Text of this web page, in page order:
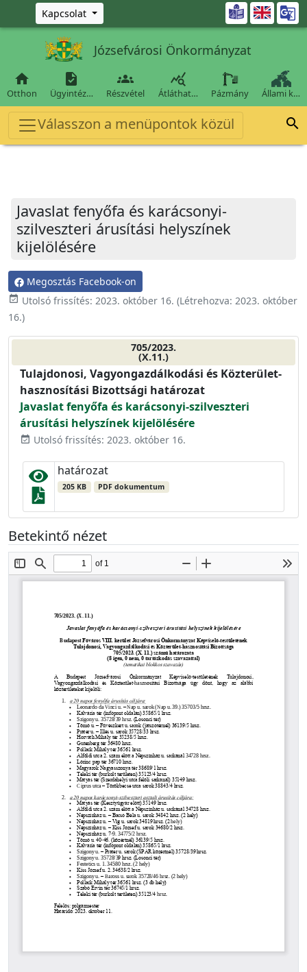
Ugrás a fő tartalomra
Kapcsolat 
Józsefvárosi Önkormányzat

Otthon

Ügyintéz…

Részvétel

Átláthat… Pázmány Állami k…
Válasszon a menüpontok közül 
Javaslat fenyőfa és karácsonyi-
szilveszteri árusítási helyszínek
kijelölésére
Megosztás Facebook-on
event_available Utolsó frissítés: 2023. október 16. (Létrehozva: 2023. október
16.)
705/2023.
(X.11.)
Tulajdonosi, Vagyongazdálkodási és Közterület-
hasznosítási Bizottsági határozat
Javaslat fenyőfa és karácsonyi-szilveszteri
árusítási helyszínek kijelölésére
event_available Utolsó frissítés: 2023. október 16.
határozat
205 KB PDF dokumentum
Betekintő nézet